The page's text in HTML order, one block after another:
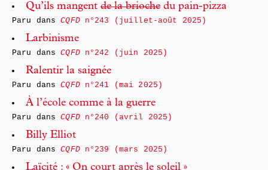
Qu’ils mangent de la brioche du pain-pizza
Paru dansCQFDn°243 (juillet-août 2025)
Larbinisme
Paru dansCQFDn°242 (juin 2025)
Ralentir la saignée
Paru dansCQFDn°241 (mai 2025)
À l’école comme à la guerre
Paru dansCQFDn°240 (avril 2025)
Billy Elliot
Paru dansCQFDn°239 (mars 2025)
Laïcité : « On court après le soleil »